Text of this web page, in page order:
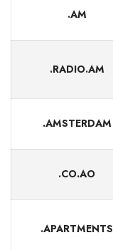
.AM
.RADIO.AM
.AMSTERDAM
.CO.AO
.APARTMENTS